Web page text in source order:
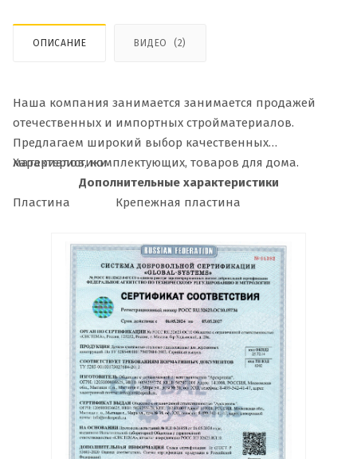
ОПИСАНИЕ ВИДЕО (2)
Наша компания занимается занимается продажей
отечественных и импортных стройматериалов.
Предлагаем широкий выбор качественных
материалов, комплектующих, товаров для дома.
Характеристики
Дополнительные характеристики
Пластина
Крепежная пластина